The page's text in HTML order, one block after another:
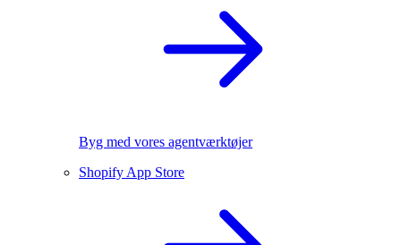
Byg med vores agentværktøjer
Shopify App Store